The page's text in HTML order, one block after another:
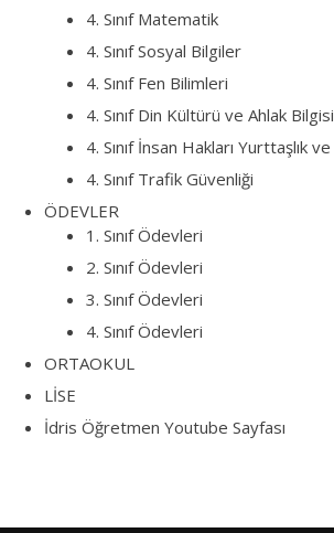
4. Sınıf Matematik
4. Sınıf Sosyal Bilgiler
4. Sınıf Fen Bilimleri
4. Sınıf Din Kültürü ve Ahlak Bilgisi
4. Sınıf İnsan Hakları Yurttaşlık
4. Sınıf Trafik Güvenliği
ÖDEVLER
1. Sınıf Ödevleri
2. Sınıf Ödevleri
3. Sınıf Ödevleri
4. Sınıf Ödevleri
ORTAOKUL
LİSE
İdris Öğretmen Youtube Sayfası